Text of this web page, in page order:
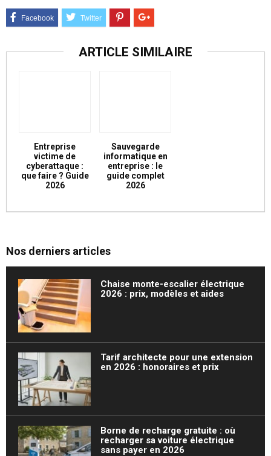
ARTICLE SIMILAIRE
Entreprise
victime de
cyberattaque :
que faire ? Guide
2026
Sauvegarde
informatique en
entreprise : le
guide complet
2026
Nos derniers articles
Chaise monte-escalier électrique
2026 : prix, modèles et aides
Tarif architecte pour une extension
en 2026 : honoraires et prix
Borne de recharge gratuite : où
recharger sa voiture électrique
sans payer en 2026